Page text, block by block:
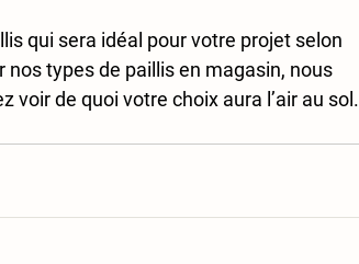
qui sera idéal pour votre projet selon
nos types de paillis en magasin, nous
voir de quoi votre choix aura l’air au sol.